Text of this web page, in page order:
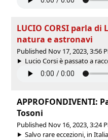
LUCIO CORSI parla di
natura e astronavi
Published Nov 17, 2023, 3:56
Lucio Corsi è passato a
APPROFONDIVENTI:
Tosoni
Published Nov 16, 2023, 3:24
Salvo rare eccezioni, in